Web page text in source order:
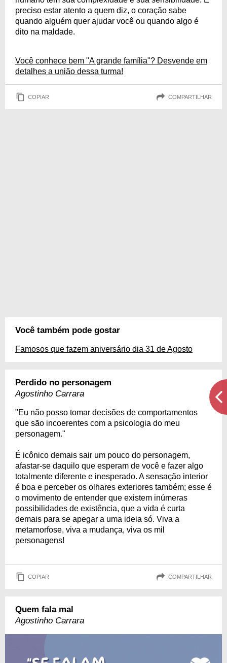
preciso estar atento a quem diz, o coração sabe
quando alguém quer ajudar você ou quando algo é
dito na maldade.
Você conhece bem "A grande família"? Desvende em
detalhes a união dessa turma!
COPIAR COMPARTILHAR
Você também pode gostar
Famosos que fazem aniversário dia 31 de Agosto
Perdido no personagem
Agostinho Carrara
"Eu não posso tomar decisões de comportamentos
que são incoerentes com a psicologia do meu
personagem."
É icônico demais sair um pouco do personagem,
afastar-se daquilo que esperam de você e fazer algo
totalmente diferente e inesperado. A sensação interior
é boa e perceber os olhares exteriores também; esse é
o movimento de entender que existem inúmeras
possibilidades de existência, que a vida é curta
demais para se apegar a uma ideia só. Viva a
metamorfose, viva a mudança, viva os mil
personagens!
COPIAR COMPARTILHAR
Quem fala mal
Agostinho Carrara